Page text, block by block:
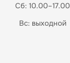
Сб: 10.00–17.00
Вс: выходной